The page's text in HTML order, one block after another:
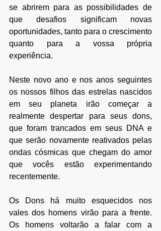
se abrirem para as possibilidades de
que desafios significam novas
oportunidades, tanto para o crescimento
quanto para a vossa própria
experiência.
Neste novo ano e nos anos seguintes
os nossos filhos das estrelas nascidos
em seu planeta irão começar a
realmente despertar para seus dons,
que foram trancados em seus DNA e
que serão novamente reativados pelas
ondas cósmicas que chegam do amor
que vocês estão experimentando
recentemente.
Os Dons há muito esquecidos nos
vales dos homens virão para a frente.
Os homens voltarão a falar com a